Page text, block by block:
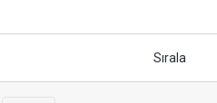
Sırala